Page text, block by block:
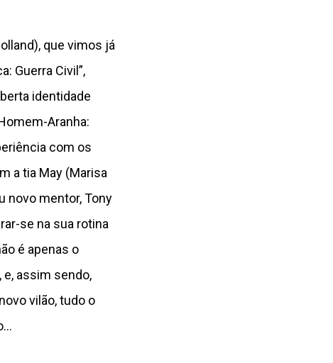
que vimos já
Guerra Civil”,
identidade
Aranha:
com os
a tia May (Marisa
novo mentor, Tony
se na sua rotina
é apenas o
assim sendo,
vilão, tudo o